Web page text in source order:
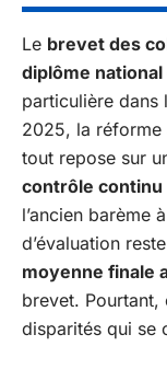
Le brevet des
diplôme
particulière dans
2025, la réforme
tout repose sur
contrôle continu
l’ancien barème
d’évaluation
moyenne finale
brevet.
disparités qui se